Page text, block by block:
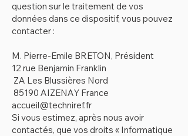
question sur le traitement de vos
données dans ce dispositif, vous pouvez
contacter :
M. Pierre-Emile BRETON, Président
12 rue Benjamin Franklin
ZA Les Blussières Nord
85190 AIZENAY France
accueil@techniref.fr
Si vous estimez, après nous avoir
contactés, que vos droits « Informatique